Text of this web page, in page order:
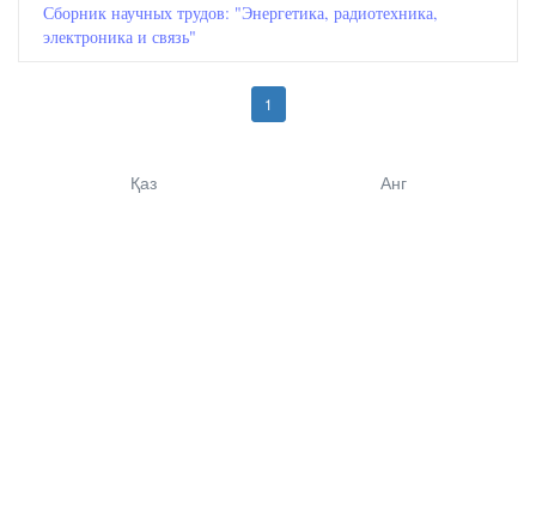
Сборник научных трудов: "Энергетика, радиотехника,
электроника и связь"
1
Қаз Анг